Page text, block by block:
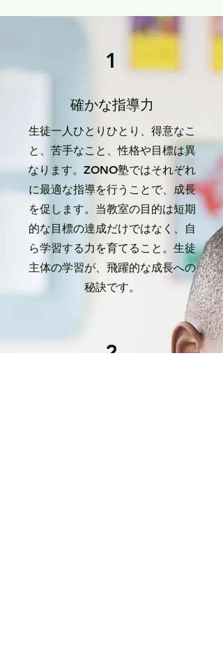
1
確かな指導力
生徒一人ひとりひとり、得意なこ
と、苦手なこと、性格や目標は異
なります。ZONO塾ではそれぞれ
に最適な指導を行うことで、成長
を促します。当教室の目的は短期
的な目標の達成だけではなく、自
ら学習する力を育てること。生徒
主体の学習が、飛躍的な成長への
秘訣です。
2